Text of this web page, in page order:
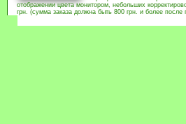
отображении цвета монитором, небольших
грн. (сумма заказа должна быть 800 грн. и более после